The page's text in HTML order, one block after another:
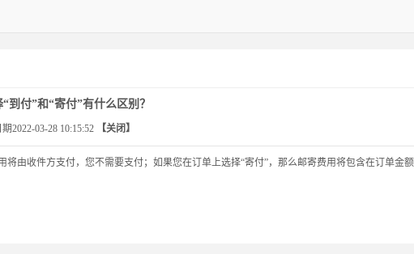
到付”和“寄付”有什么区别？
2022-03-28 10:15:52 【关闭】
由收件方支付，您不需要支付；如果您在订单上选择“寄付”，那么邮寄费用将包含在订单金额